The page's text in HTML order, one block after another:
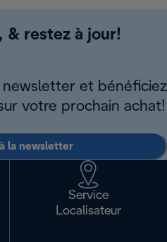
& restez à jour!
newsletter et bénéficiez
votre prochain achat!
la newsletter
Service
Localisateur